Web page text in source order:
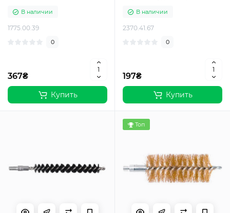
В наличии
1775.00.39
0
367₴
Купить
В наличии
2370.41.67
0
197₴
Купить
Топ